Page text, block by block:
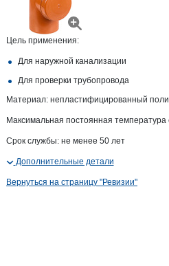
Цель применения:
Для наружной канализации
Для проверки трубопровода
Материал: непластифицированный
Максимальная постоянная температура
Срок службы: не менее 50 лет
Дополнительные детали
Вернуться на страницу "Ревизии"